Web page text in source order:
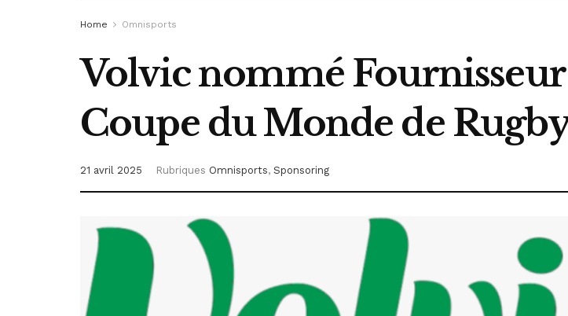
Home Omnisports
Volvic nommé Fournisseur
Coupe du Monde de
21 avril 2025 Rubriques Omnisports, Sponsoring